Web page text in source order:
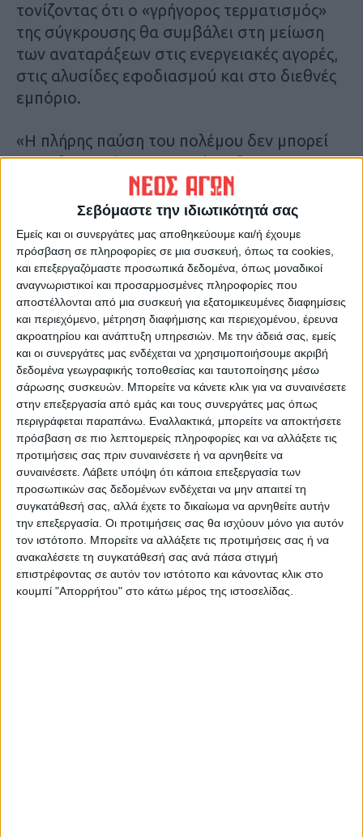
Σεβόμαστε την ιδιωτικότητά σας
Εμείς και οι συνεργάτες μας αποθηκεύουμε και/ή έχουμε
πρόσβαση σε πληροφορίες σε μια συσκευή, όπως τα cookies,
και επεξεργαζόμαστε προσωπικά δεδομένα, όπως μοναδικοί
αναγνωριστικοί και προσαρμοσμένες πληροφορίες που
αποστέλλονται από μια συσκευή για εξατομικευμένες διαφημίσεις
και περιεχόμενο, μέτρηση διαφήμισης και περιεχομένου, έρευνα
ακροατηρίου και ανάπτυξη υπηρεσιών. Με την άδειά σας, εμείς
και οι συνεργάτες μας ενδέχεται να χρησιμοποιήσουμε ακριβή
δεδομένα γεωγραφικής τοποθεσίας και ταυτοποίησης μέσω
σάρωσης συσκευών. Μπορείτε να κάνετε κλικ για να συναινέσετε
στην επεξεργασία από εμάς και τους συνεργάτες μας όπως
περιγράφεται παραπάνω. Εναλλακτικά, μπορείτε να αποκτήσετε
πρόσβαση σε πιο λεπτομερείς πληροφορίες και να αλλάξετε τις
προτιμήσεις σας πριν συναινέσετε ή να αρνηθείτε να
συναινέσετε. Λάβετε υπόψη ότι κάποια επεξεργασία των
προσωπικών σας δεδομένων ενδέχεται να μην απαιτεί τη
συγκατάθεσή σας, αλλά έχετε το δικαίωμα να αρνηθείτε αυτήν
την επεξεργασία. Οι προτιμήσεις σας θα ισχύουν μόνο για αυτόν
τον ιστότοπο. Μπορείτε να αλλάξετε τις προτιμήσεις σας ή να
ανακαλέσετε τη συγκατάθεσή σας ανά πάσα στιγμή
επιστρέφοντας σε αυτόν τον ιστότοπο και κάνοντας κλικ στο
κουμπί "Απορρήτου" στο κάτω μέρος της ιστοσελίδας.
τονίζοντας ότι ο «γρήγορος τερματισμός»
της σύγκρουσης θα συμβάλει στη μείωση
των αναταράξεων στις ενεργειακές αγορές,
στις αλυσίδες εφοδιασμού και στο διεθνές
εμπόριο.
«Η πλήρης παύση του πολέμου δεν μπορεί
να καθυστερήσει, η επανέναρξη των
εχθροπραξιών είναι ακόμη λιγότερο
επιθυμητή και η συνέχιση των
διαπραγματεύσεων είναι ιδιαίτερα
σημαντική», δήλωσε χαρακτηριστικά.
Η επίσκεψη του Βλαντίμιρ Πούτιν
πραγματοποιείται σε μια περίοδο κατά την
οποία Μόσχα και Πεκίνο έχουν ενισχύσει
σημαντικά τη συνεργασία τους σε επίπεδο
εμπορίου, διπλωματίας και ασφάλειας.
Πρόκειται για την 25η επίσημη επίσκεψη
του Ρώσου προέδρου στην Κίνα στα
περίπου 25 χρόνια της πολιτικής κυριαρχίας
του στη Ρωσία.
Σύμφωνα με αναλυτές, οι συνομιλίες των
δύο ηγετών αναμένεται να επικεντρωθούν
όχι μόνο στην περαιτέρω ανάπτυξη της
διμερούς συνεργασίας, αλλά και στις
εξελίξεις γύρω από τις συγκρούσεις στην